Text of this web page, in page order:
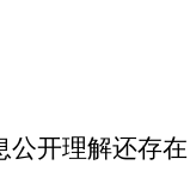
公开理解还存在